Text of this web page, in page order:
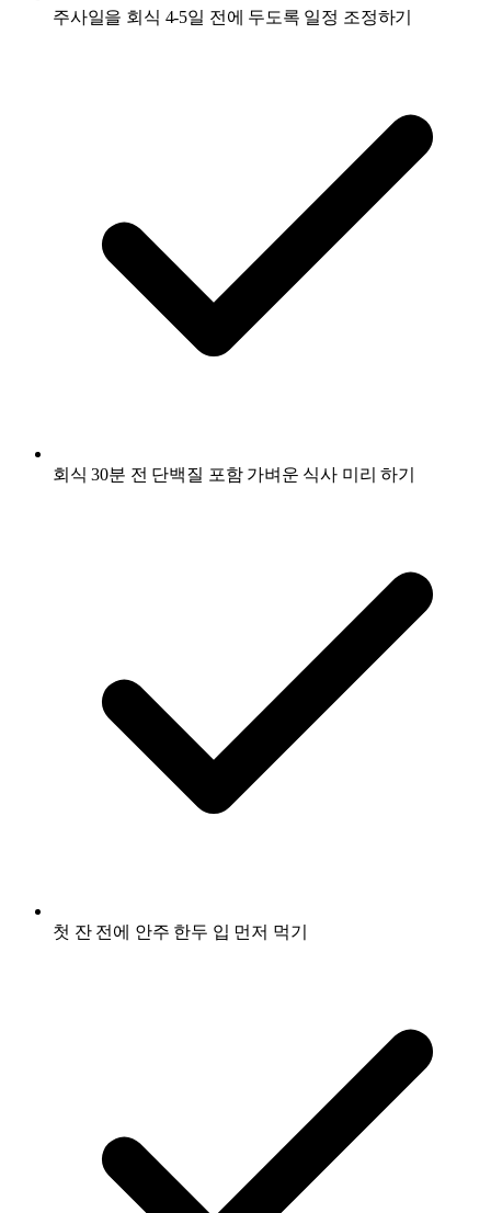
주사일을 회식 4-5일 전에 두도록 일정 조정하기
회식 30분 전 단백질 포함 가벼운 식사 미리 하기
첫 잔 전에 안주 한두 입 먼저 먹기